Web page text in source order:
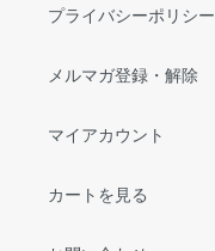
プライバシーポリシー
メルマガ登録・解除
マイアカウント
カートを見る